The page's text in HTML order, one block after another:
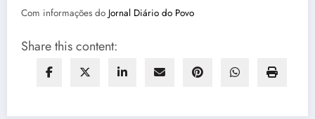
Com informações do Jornal Diário do Povo
Share this content: